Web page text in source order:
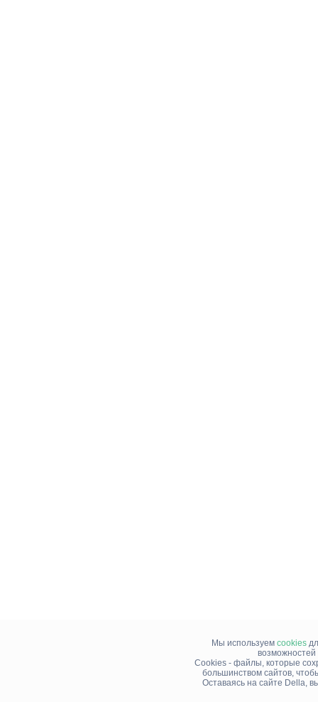
Мы используем cookies
Cookies - файлы, которые
большинством сайтов,
Оставаясь на сайте Della,